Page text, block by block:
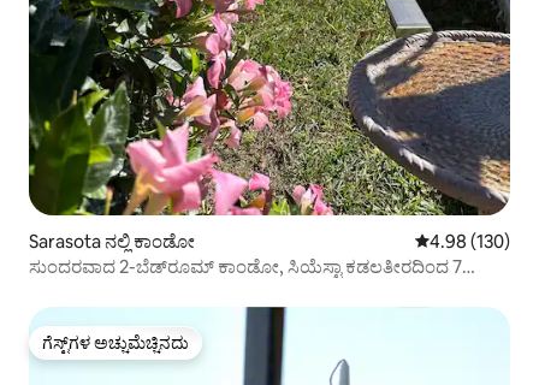
Sarasota ನಲ್ಲಿ ಕಾಂಡೋ 5 ರಲ್ಲಿ 4.98
4.98 (130)
ಸುಂದರವಾದ 2-ಬೆಡ್‌ರೂಮ್ ಕಾಂಡೋ, ಸಿಯೆಸ್ಟಾ ಕಡಲತೀರದಿಂದ 7
ಗೆಸ್ಟ್‌ಗಳ ಅಚ್ಚುಮೆಚ್ಚಿನದು
ಗೆಸ್ಟ್‌ಗಳ ಅಚ್ಚುಮೆಚ್ಚಿನದು